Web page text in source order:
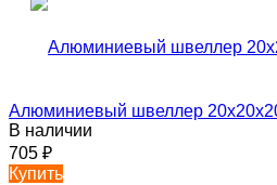
Алюминиевый швеллер
В наличии
705 ₽
Купить